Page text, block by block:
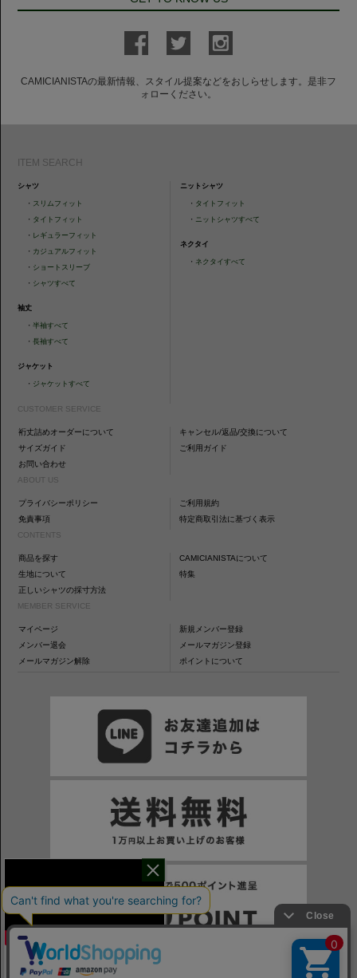
CAMICIANISTAの最新情報、スタイル提案などをおしらせします。是非フ
ォローください。
ITEM SEARCH
シャツ
・ スリムフィット
・ タイトフィット
・ レギュラーフィット
・ カジュアルフィット
・ ショートスリーブ
・ シャツすべて
袖丈
・半袖すべて
・長袖すべて
ジャケット
・ ジャケットすべて
ニットシャツ
・ タイトフィット
・ ニットシャツすべて
ネクタイ
・ ネクタイすべて
CUSTOMER SERVICE
裄丈詰めオーダーについて
キャンセル/返品/交換について
サイズガイド
ご利用ガイド
お問い合わせ
ABOUT US
プライバシーポリシー
ご利用規約
免責事項
特定商取引法に基づく表示
CONTENTS
商品を探す
CAMICIANISTAについて
生地について
特集
正しいシャツの採寸方法
MEMBER SERVICE
マイページ
新規メンバー登録
メンバー退会
メールマガジン登録
メールマガジン解除
ポイントについて
※一部表示がPCサイトになるページもございます。
※当サイトの税込価格表示は、掲載時の消費税率に応じた価格で記載しております。ご注意ください。
干場氏が考える